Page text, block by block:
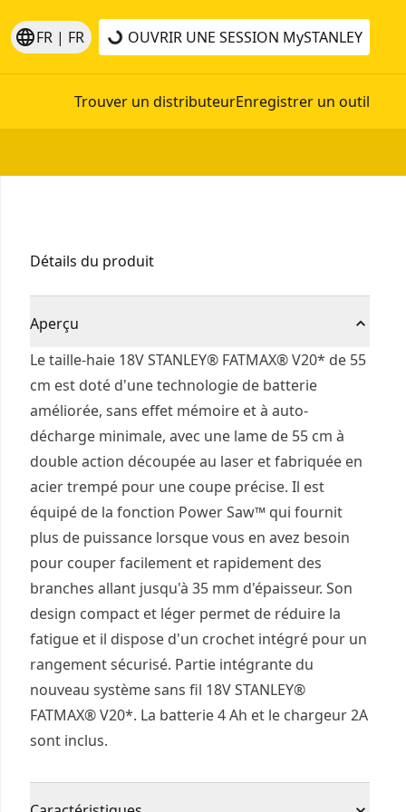
languageFR | FR OUVRIR UNE SESSION MySTANLEY
Trouver un distributeurEnregistrer un outil
Détails du produit
Aperçu
Le taille-haie 18V STANLEY® FATMAX® V20* de 55
cm est doté d'une technologie de batterie
améliorée, sans effet mémoire et à auto-
décharge minimale, avec une lame de 55 cm à
double action découpée au laser et fabriquée en
acier trempé pour une coupe précise. Il est
équipé de la fonction Power Saw™ qui fournit
plus de puissance lorsque vous en avez besoin
pour couper facilement et rapidement des
branches allant jusqu'à 35 mm d'épaisseur. Son
design compact et léger permet de réduire la
fatigue et il dispose d'un crochet intégré pour un
rangement sécurisé. Partie intégrante du
nouveau système sans fil 18V STANLEY®
FATMAX® V20*. La batterie 4 Ah et le chargeur 2A
sont inclus.